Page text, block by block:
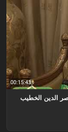
00:15:43
الدين الخطيب